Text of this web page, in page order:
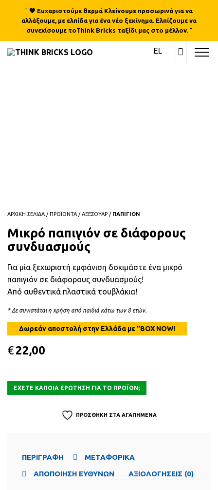
" 🖤 Ευχαριστούμε θερμά Κλείνουμε προσωρινά για να
αλλάξουμε, με ελπίδα για ένα νέο ξεκίνημα. Ελπίζουμε να
συνεχίσουμε τοThink Bricks ταξίδι μας στο μέλλον. "
EL
ΑΡΧΙΚΗ ΣΕΛΙΔΑ /ΠΡΟΪΟΝΤΑ /ΑΞΕΣΟΥΑΡ / ΠΑΠΙΓΙΟΝ
Μικρό παπιγιόν σε διάφορους
συνδυασμούς
Για μία ξεχωριστή εμφάνιση δοκιμάστε ένα μικρό
παπιγιόν σε διάφορους συνδυασμούς!
Από αυθεντικά πλαστικά τουβλάκια!
* Δε συνιστάται η χρήση από παιδιά κάτω των 8 ετών.
€22,00
ΠΡΟΣΘΗΚΗ ΣΤΑ ΑΓΑΠΗΜΕΝΑ
ΠΕΡΙΓΡΑΦΗ
ΜΕΤΑΦΟΡΙΚΑ
ΑΠΟΠΟΙΗΣΗ ΕΥΘΥΝΩΝ
ΑΞΙΟΛΟΓΗΣΕΙΣ (0)